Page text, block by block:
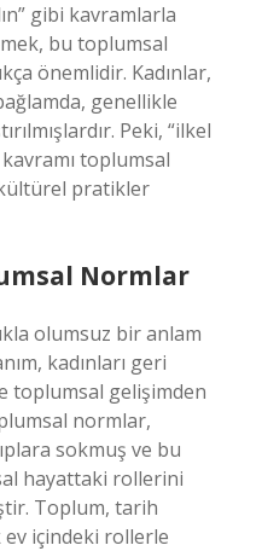
gibi kavramlarla
bu toplumsal
önemlidir. Kadınlar,
genellikle
Peki, “ilkel
toplumsal
pratikler
Normlar
olumsuz bir anlam
kadınları geri
toplumsal gelişimden
normlar,
sokmuş ve bu
hayattaki rollerini
Toplum, tarih
ev içindeki rollerle